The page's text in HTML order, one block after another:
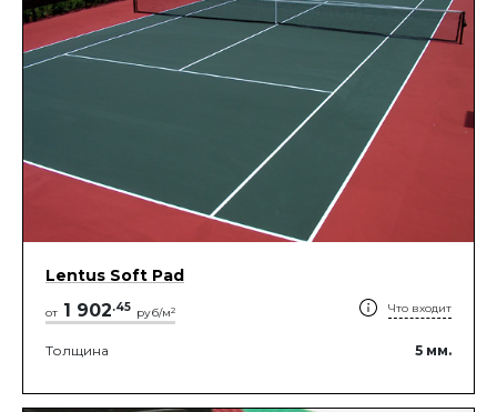
Lentus Soft Pad
от 1 902.45 руб/м2 Что входит
Толщина 5 мм.